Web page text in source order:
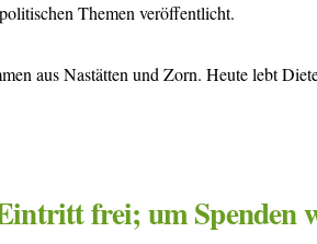
Themen veröffentlicht.
aus Nastätten und Zorn. Heute lebt
frei; um Spenden